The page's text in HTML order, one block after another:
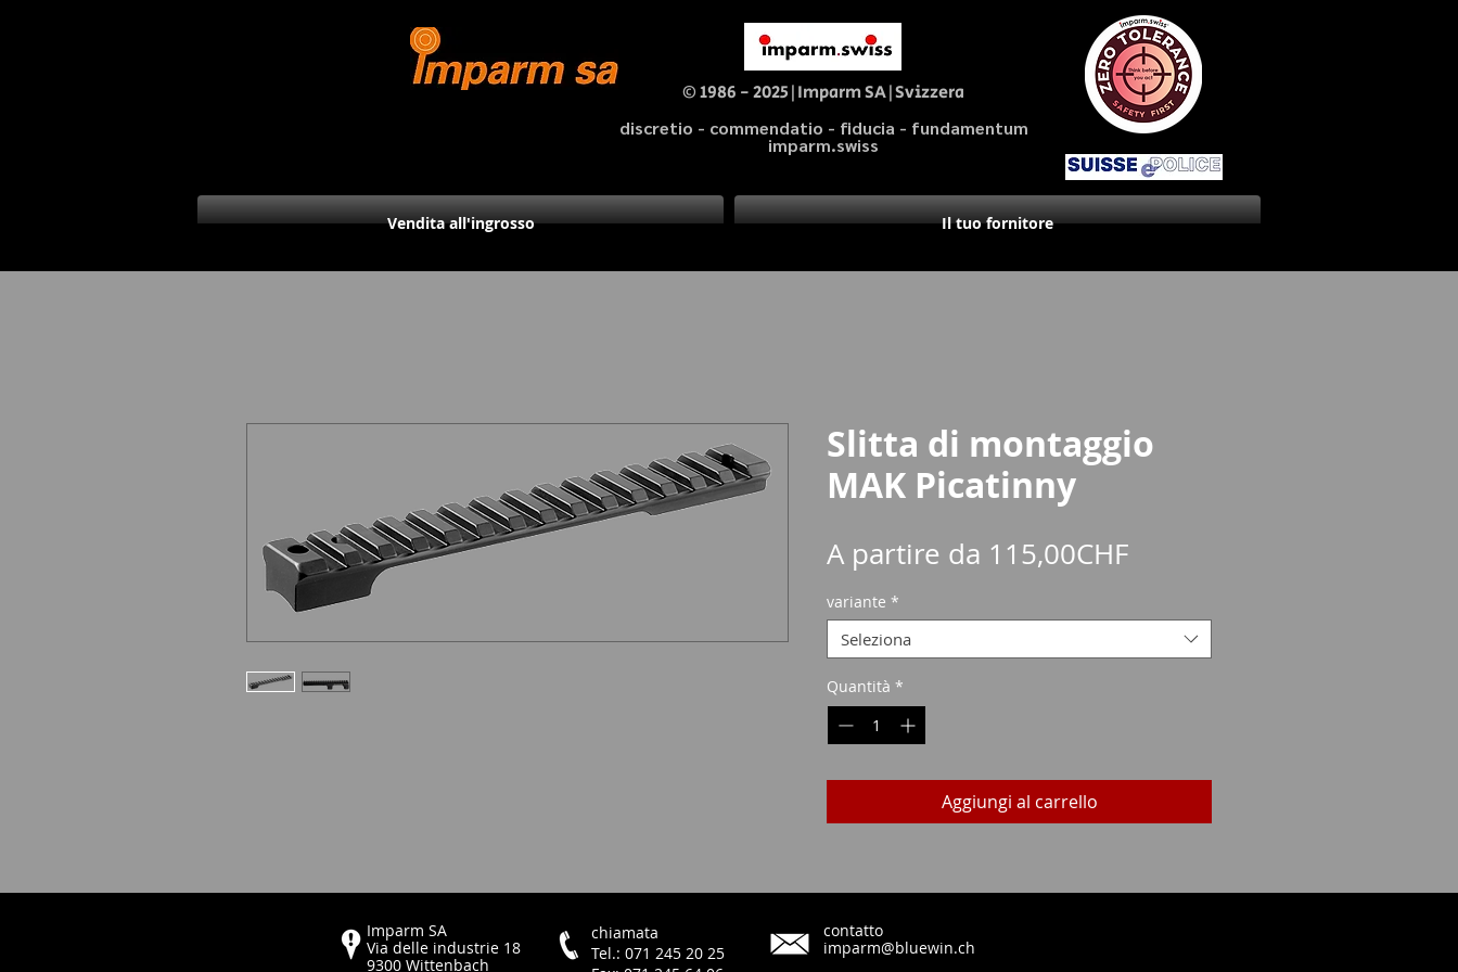
© 1986 - 2025|Imparm SA|Svizzera
discretio - commendatio - fiducia - fundamentum
imparm.swiss
Vendita all'ingrosso Il tuo fornitore
Slitta di montaggio
MAK Picatinny
A partire da 115,00CHFPrezzo
variante *
Seleziona
Quantità *
Aggiungi al carrello
Imparm SA
Via delle industrie 18
9300 Wittenbach
chiamata
Tel.: 071 245 20 25
contatto
imparm@bluewin.ch